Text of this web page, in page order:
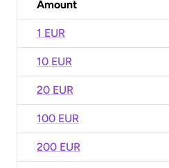
Amount
1 EUR
10 EUR
20 EUR
100 EUR
200 EUR